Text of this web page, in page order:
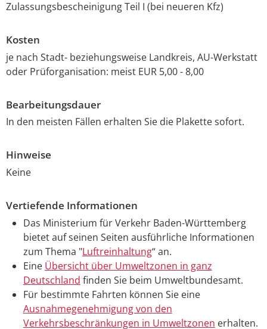
Zulassungsbescheinigung Teil I (bei neueren Kfz)
Kosten
je nach Stadt- beziehungsweise Landkreis, AU-Werkstatt
oder Prüforganisation: meist EUR 5,00 - 8,00
Bearbeitungsdauer
In den meisten Fällen erhalten Sie die Plakette sofort.
Hinweise
Keine
Vertiefende Informationen
Das Ministerium für Verkehr Baden-Württemberg
bietet auf seinen Seiten ausführliche Informationen
zum Thema "Luftreinhaltung“ an.
Eine Übersicht über Umweltzonen in ganz
Deutschland finden Sie beim Umweltbundesamt.
Für bestimmte Fahrten können Sie eine
Ausnahmegenehmigung von den
Verkehrsbeschränkungen in Umweltzonen erhalten.